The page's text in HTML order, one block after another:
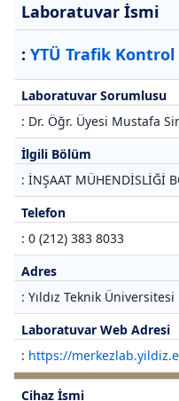
Laboratuvar İsmi
: YTÜ Trafik Kontrol
Laboratuvar Sorumlusu
: Dr. Öğr. Üyesi Mustafa
İlgili Bölüm
: İNŞAAT MÜHENDİSLİĞİ
Telefon
: 0 (212) 383 8033
Adres
: Yıldız Teknik
Laboratuvar Web Adresi
: https://
Cihaz İsmi